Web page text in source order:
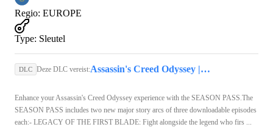
Regio: EUROPE
Type: Sleutel
DLC Deze DLC vereist: Assassin's Creed Odyssey | Standard Edition (Xbox One) - Xbox Live Account - GLOBAL
Enhance your Assassin's Creed Odyssey experience with the SEASON PASS.The
SEASON PASS includes two new major story arcs of three downloadable episodes
each:- LEGACY OF THE FIRST BLADE: Fight alongside the legend who firs ...